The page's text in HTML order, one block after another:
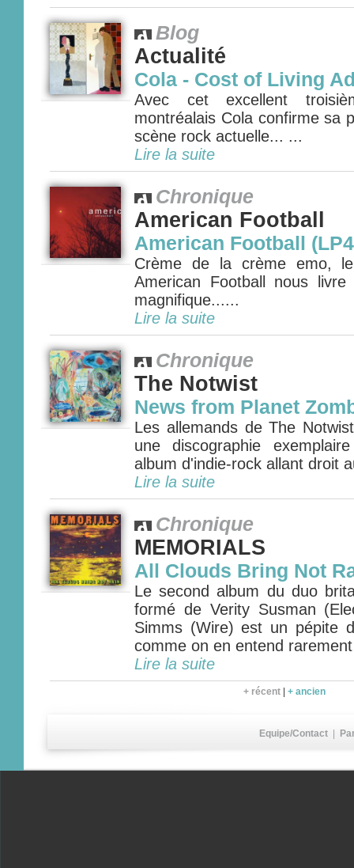
Blog
Actualité
Cola - Cost of Living
Avec cet excellent
montréalais Cola confirme sa
scène rock actuelle... ...
Lire la suite
Chronique
American Football
American Football
Crème de la crème emo,
American Football nous
magnifique......
Lire la suite
Chronique
The Notwist
News from Planet
Les allemands de The
une discographie
album d'indie-rock allant droit
Lire la suite
Chronique
MEMORIALS
All Clouds Bring Not
Le second album du duo
formé de Verity Susman
Simms (Wire) est un pépite
comme on en entend
Lire la suite
+ récent + ancien
Equipe/Contact